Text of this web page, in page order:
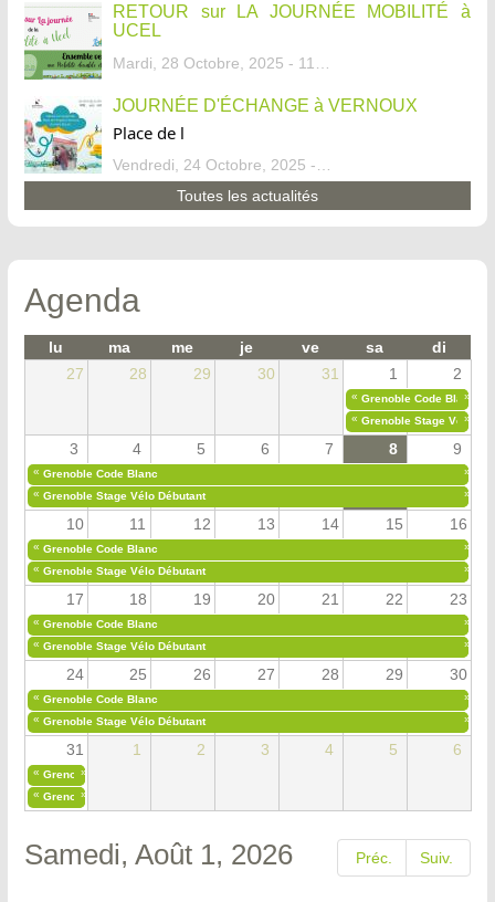
RETOUR sur LA JOURNÉE MOBILITÉ à
UCEL
JOURNÉE D'ÉCHANGE à VERNOUX
Place de l
Toutes les actualités
Agenda
lu ma me je ve sa
di
27
28 29 30 31 1 2
« Grenoble Code Blanc
»
« Grenoble Stage Vélo
»
3 4 5 6 7 8 9
« Grenoble Code Blanc
»
« Grenoble Stage Vélo Débutant »
10 11 12 13 14 15 16
« Grenoble Code Blanc
»
« Grenoble Stage Vélo Débutant »
17 18 19 20 21 22 23
« Grenoble Code Blanc
»
« Grenoble Stage Vélo Débutant »
24 25 26 27 28 29 30
« Grenoble Code Blanc
»
« Grenoble Stage Vélo Débutant »
31 1 2 3 4 5 6
« Grenoble Code Blanc
»
« Grenoble Stage Vélo Débutant
»
Préc. Suiv.
Samedi, Août 1, 2026